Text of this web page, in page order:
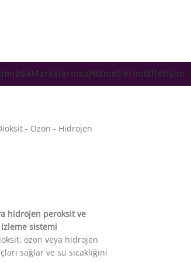
MarkalarımızHizmetlerimiz İletişim
- Ozon - Hidrojen
hidrojen peroksit ve
izleme sistemi
ozon veya hidrojen
sağlar ve su sıcaklığını